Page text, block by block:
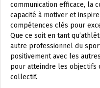
communication efficace, la
capacité à motiver et
compétences clés pour
Que ce soit en tant
autre professionnel du
positivement avec les
pour atteindre les objectifs
collectif.